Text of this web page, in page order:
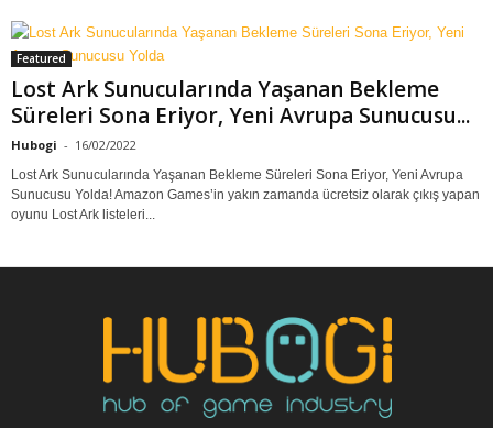
Featured
Lost Ark Sunucularında Yaşanan Bekleme
Süreleri Sona Eriyor, Yeni Avrupa Sunucusu...
Hubogi - 16/02/2022
Lost Ark Sunucularında Yaşanan Bekleme Süreleri Sona Eriyor, Yeni Avrupa
Sunucusu Yolda! Amazon Games’in yakın zamanda ücretsiz olarak çıkış yapan
oyunu Lost Ark listeleri...